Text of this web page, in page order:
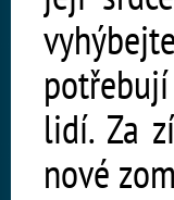
lidí. Za
nové